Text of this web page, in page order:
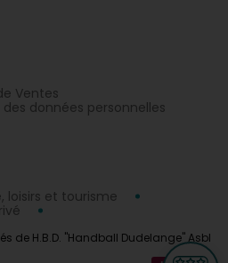
Ventes
données personnelles
loisirs et tourisme
de H.B.D. "Handball Dudelange" Asbl